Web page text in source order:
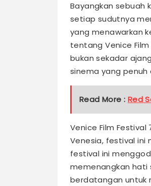
Bayangkan sebuah
setiap sudutnya
yang menawarkan
tentang Venice
bukan sekadar
sinema yang penuh
Read More : Red
Venice Film
Venesia, festival ini
festival ini
memenangkan hati
berdatangan untuk